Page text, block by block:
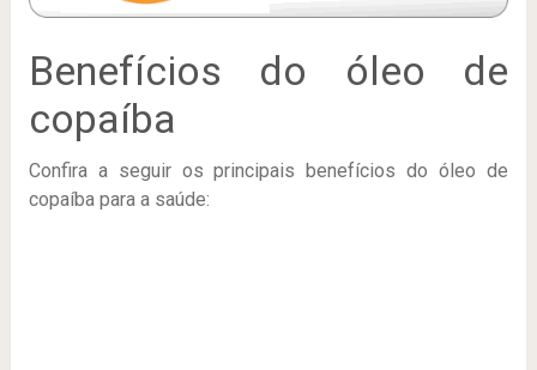
Benefícios do óleo de
copaíba
Confira a seguir os principais benefícios do óleo de
copaíba para a saúde: